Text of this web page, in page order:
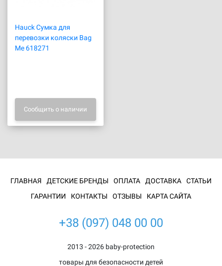
Hauck Сумка для
перевозки коляски Bag
Me 618271
Сообщить о наличии
ГЛАВНАЯ ДЕТСКИЕ БРЕНДЫ ОПЛАТА ДОСТАВКА
СТАТЬИ
ГАРАНТИИ
КОНТАКТЫ ОТЗЫВЫ КАРТА САЙТА
+38 (097) 048 00 00
2013 - 2026 baby-protection
товары для безопасности детей